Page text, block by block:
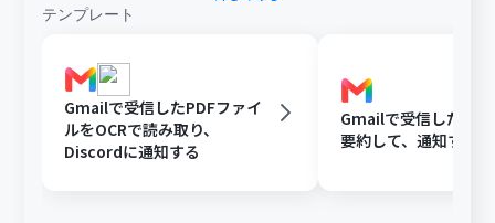
テンプレート
Gmailで受信したPDFファイ
ルをOCRで読み取り、
Discordに通知する
Gmailで受信した内
要約して、通知する